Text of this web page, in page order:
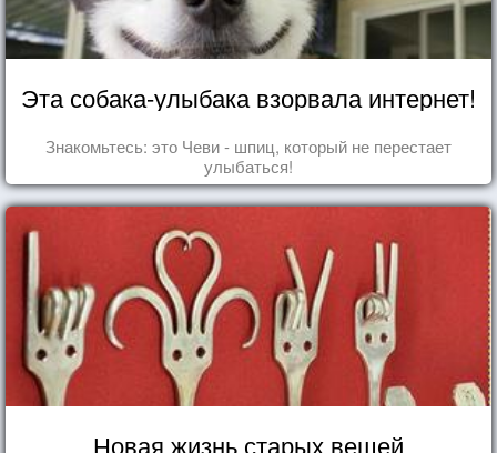
Эта собака-улыбака взорвала интернет!
Знакомьтесь: это Чеви - шпиц, который не перестает
улыбаться!
Новая жизнь старых вещей